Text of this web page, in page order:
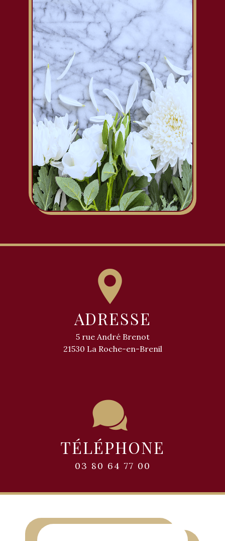
ADRESSE
5 rue André Brenot
21530 La Roche-en-Brenil
TÉLÉPHONE
03 80 64 77 00